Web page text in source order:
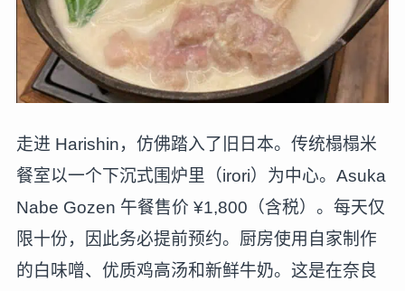
走进 Harishin，仿佛踏入了旧日本。传统榻榻米
餐室以一个下沉式围炉里（irori）为中心。Asuka
Nabe Gozen 午餐售价 ¥1,800（含税）。每天仅
限十份，因此务必提前预约。厨房使用自家制作
的白味噌、优质鸡高汤和新鲜牛奶。这是在奈良